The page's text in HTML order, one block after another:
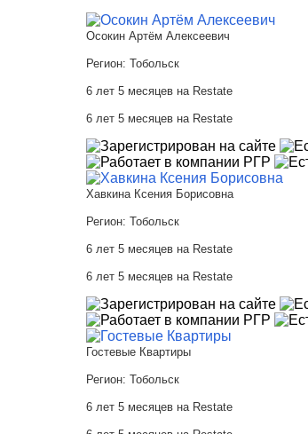
Осокин Артём Алексеевич
Регион: Тобольск
6 лет 5 месяцев на Restate
6 лет 5 месяцев на Restate
Хавкина Ксения Борисовна
Регион: Тобольск
6 лет 5 месяцев на Restate
6 лет 5 месяцев на Restate
Гостевые Квартиры
Регион: Тобольск
6 лет 5 месяцев на Restate